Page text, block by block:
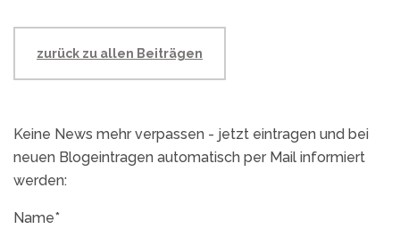
zurück zu allen Beiträgen
Keine News mehr verpassen - jetzt eintragen und bei
neuen Blogeintragen automatisch per Mail informiert
werden:
Name*